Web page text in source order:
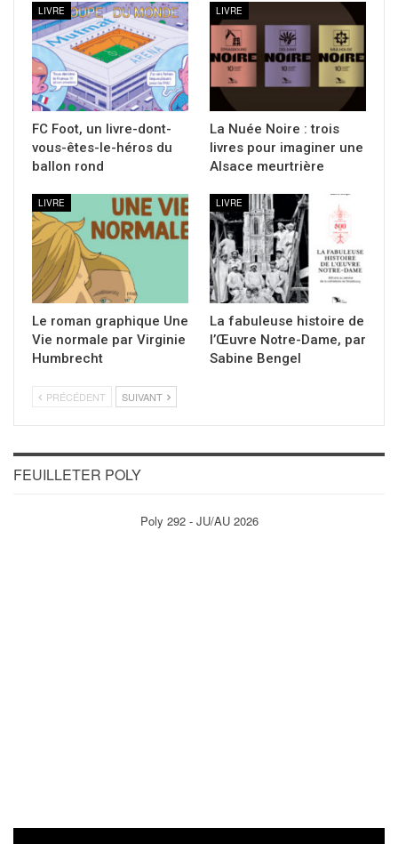
LIVRE
FC Foot, un livre-dont-
vous-êtes-le-héros du
ballon rond
LIVRE
La Nuée Noire : trois
livres pour imaginer une
Alsace meurtrière
LIVRE
Le roman graphique Une
Vie normale par Virginie
Humbrecht
LIVRE
La fabuleuse histoire de
l’Œuvre Notre-Dame, par
Sabine Bengel
PRÉCÉDENT SUIVANT
FEUILLETER POLY
Poly 292 - JU/AU 2026